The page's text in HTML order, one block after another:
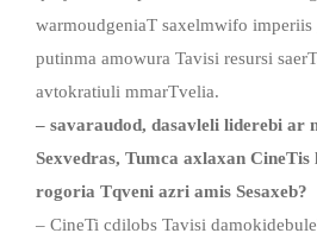
warmoudgeniaT saxelmwifo imperiis
putinma amowura Tavisi resursi
avtokratiuli mmarTvelia.
– savaraudod, dasavleli liderebi ar
Sexvedras, Tumca axlaxan CineTis
rogoria Tqveni azri amis Sesaxeb?
– CineTi cdilobs Tavisi